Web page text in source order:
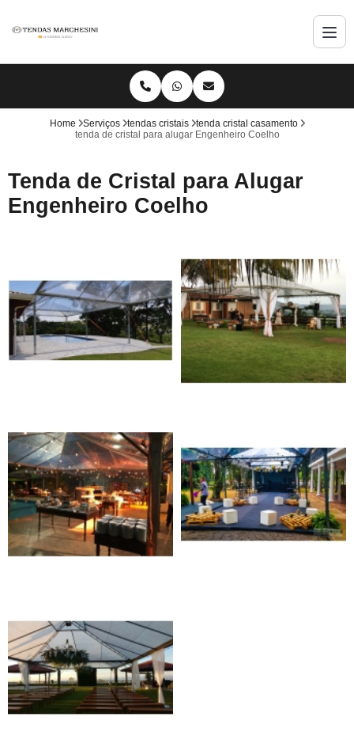
Home Serviços tendas cristais
tenda cristal casamento
tenda de cristal para alugar Engenheiro Coelho
Tenda de Cristal para Alugar
Engenheiro Coelho